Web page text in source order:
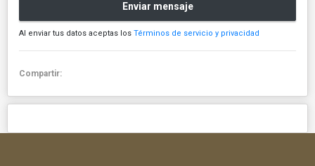
Enviar mensaje
Al enviar tus datos aceptas los Términos de servicio y privacidad
Compartir: